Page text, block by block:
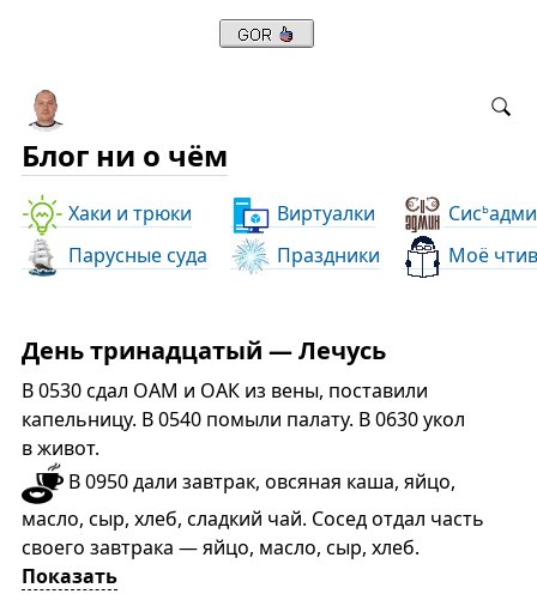
Блог ни о чём
Хаки и трюки Виртуалки Сись
Парусные суда
Праздники Моё
День тринадцатый — Лечусь
В 0530 сдал ОАМ и ОАК из вены, поставили
капельницу. В 0540 помыли палату. В 0630 укол
в живот.
В 0950 дали завтрак, овсяная каша, яйцо,
масло, сыр, хлеб, сладкий чай. Сосед отдал часть
своего завтрака — яйцо, масло, сыр, хлеб.
Показать